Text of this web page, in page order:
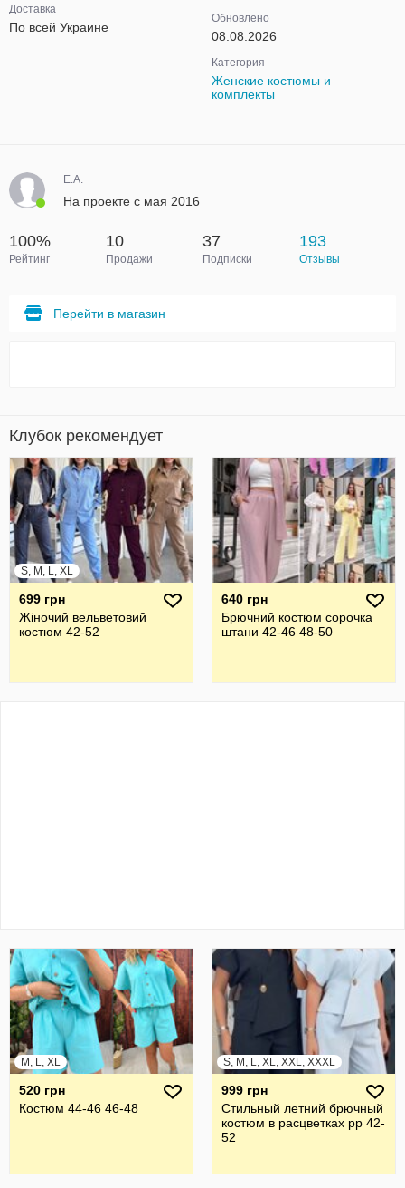
Доставка
По всей Украине
Обновлено
08.08.2026
Категория
Женские костюмы и
комплекты
Е.А.
На проекте с мая 2016
100%
Рейтинг
10
Продажи
37
Подписки
193
Отзывы
Перейти в магазин
Клубок рекомендует
S, M, L, XL
699 грн
Жіночий вельветовий
костюм 42-52
640 грн
Брючний костюм сорочка
штани 42-46 48-50
M, L, XL
520 грн
Костюм 44-46 46-48
S, M, L, XL, XXL, XXXL
999 грн
Стильный летний брючный
костюм в расцветках рр 42-
52